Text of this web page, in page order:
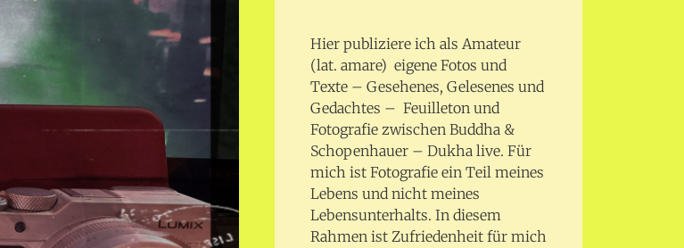
Hier publiziere ich als Amateur
(lat. amare) eigene Fotos und
Texte – Gesehenes, Gelesenes und
Gedachtes – Feuilleton und
Fotografie zwischen Buddha &
Schopenhauer – Dukha live. Für
mich ist Fotografie ein Teil meines
Lebens und nicht meines
Lebensunterhalts. In diesem
Rahmen ist Zufriedenheit für mich